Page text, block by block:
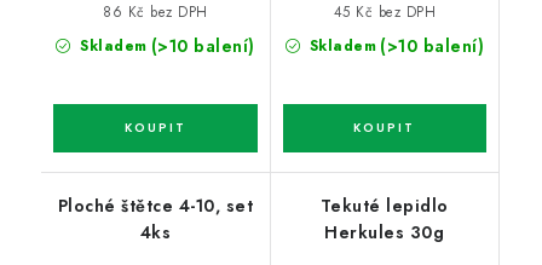
Skladem (>10 balení)
86 Kč bez DPH
Skladem (>10 balení)
45 Kč bez DPH
Ploché štětce 4-10, set
4ks
Tekuté lepidlo
Herkules 30g